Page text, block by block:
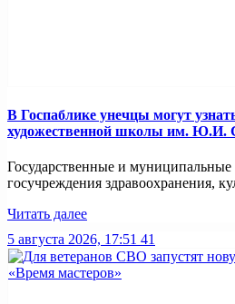
В Госпаблике унечцы могут
художественной школы им. Ю.И.
Государственные и муниципальные
госучреждения здравоохранения,
Читать далее
5 августа 2026, 17:51 41